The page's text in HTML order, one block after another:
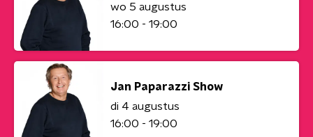
wo 5 augustus
16:00 - 19:00
Jan Paparazzi Show
di 4 augustus
16:00 - 19:00